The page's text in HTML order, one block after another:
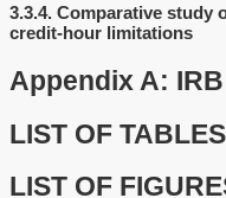
3.3.4. Comparative study
credit-hour limitations
Appendix A:
LIST OF TABLES
LIST OF